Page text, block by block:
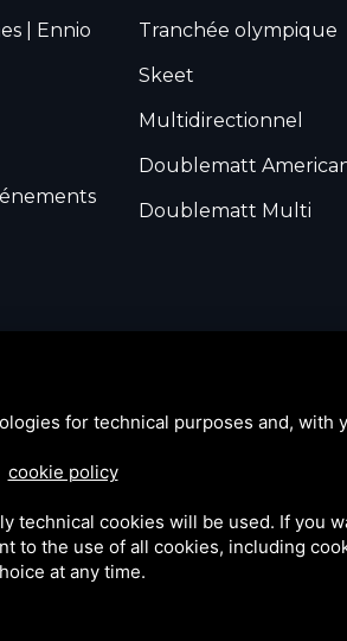
| Ennio
Tranchée olympique
Skeet
Multidirectionnel
Doublematt
Doublematt Multi
reCAPTCHA v3, Privacy PolicyeTerms of
for technical purposes and, with
cookie policy
technical cookies will be used. If you
to the use of all cookies, including
at any time.